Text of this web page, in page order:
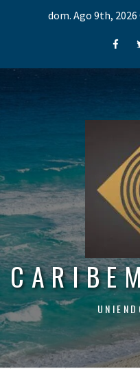
dom. Ago 9th, 2026